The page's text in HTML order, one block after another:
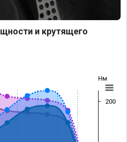
и крутящего
Нм
200